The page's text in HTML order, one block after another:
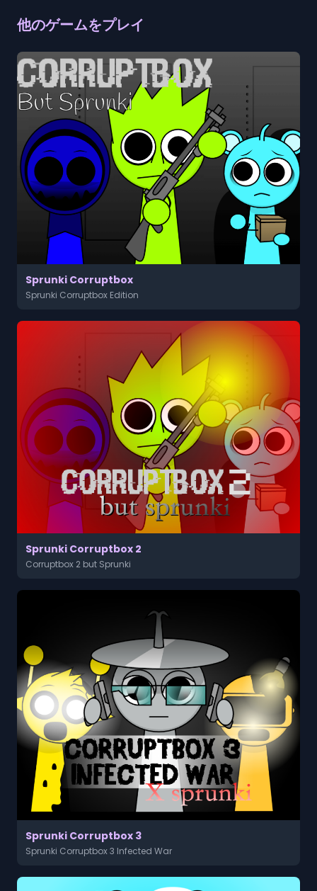
他のゲームをプレイ
Sprunki Corruptbox
Sprunki Corruptbox Edition
Sprunki Corruptbox 2
Corruptbox 2 but Sprunki
Sprunki Corruptbox 3
Sprunki Corruptbox 3 Infected War